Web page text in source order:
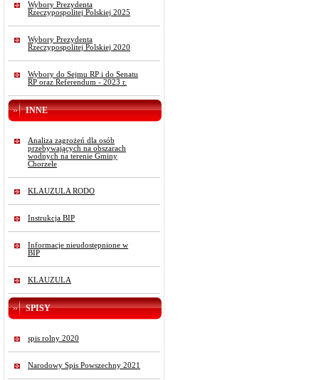
Wybory Prezydenta
Rzeczypospolitej Polskiej 2025
Wybory Prezydenta
Rzeczypospolitej Polskiej 2020
Wybory do Sejmu RP i do Senatu
RP oraz Referendum - 2023 r.
INNE
Analiza zagrożeń dla osób
przebywających na obszarach
wodnych na terenie Gminy
Chorzele
KLAUZULA RODO
Instrukcja BIP
Informacje nieudostępnione w
BIP
KLAUZULA
SPISY
spis rolny 2020
Narodowy Spis Powszechny 2021